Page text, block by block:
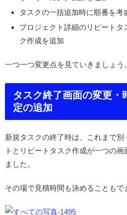
タスクの一括追加時に順番を考
プロジェクト詳細のリピートタ
ク作成を追加
一つ一つ変更点を見ていきましょう。
タスク終了画面の変更・
定の追加
新規タスクの終了時は、これまで
トとリピートタスク作成が一つの
ました。
その場で見積時間も決めることもで